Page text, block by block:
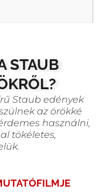
STAUB
Staub edények
az örökké
használni,
tökéletes,